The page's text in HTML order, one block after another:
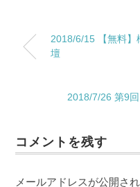
2018/6/15 【無料】
壇
2018/7/26 第9
コメントを残す
メールアドレスが公開さ